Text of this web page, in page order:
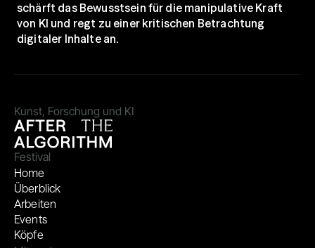
schärft das Bewusstsein für die manipulative Kraft
von KI und regt zu einer kritischen Betrachtung
digitaler Inhalte an.
Kunst, Forschung und KI
Festival
Home
Überblick
Arbeiten
Events
Köpfe